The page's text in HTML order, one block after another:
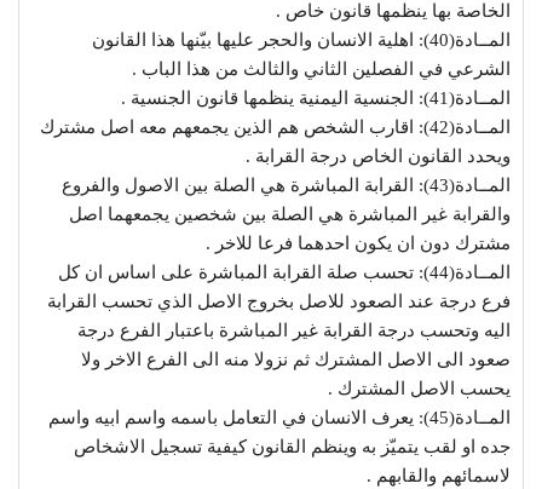
الخاصة بها ينظمها قانون خاص .
المــادة(40): اهلية الانسان والحجر عليها بيّنها هذا القانون
الشرعي في الفصلين الثاني والثالث من هذا الباب .
المــادة(41): الجنسية اليمنية ينظمها قانون الجنسية .
المــادة(42): اقارب الشخص هم الذين يجمعهم معه اصل مشترك
ويحدد القانون الخاص درجة القرابة .
المــادة(43): القرابة المباشرة هي الصلة بين الاصول والفروع
والقرابة غير المباشرة هي الصلة بين شخصين يجمعهما اصل
مشترك دون ان يكون احدهما فرعا للاخر .
المــادة(44): تحسب صلة القرابة المباشرة على اساس ان كل
فرع درجة عند الصعود للاصل بخروج الاصل الذي تحسب القرابة
اليه وتحسب درجة القرابة غير المباشرة باعتبار الفرع درجة
صعود الى الاصل المشترك ثم نزولا منه الى الفرع الاخر ولا
يحسب الاصل المشترك .
المــادة(45): يعرف الانسان في التعامل باسمه واسم ابيه واسم
جده او لقب يتميّز به وينظم القانون كيفية تسجيل الاشخاص
لاسمائهم والقابهم .